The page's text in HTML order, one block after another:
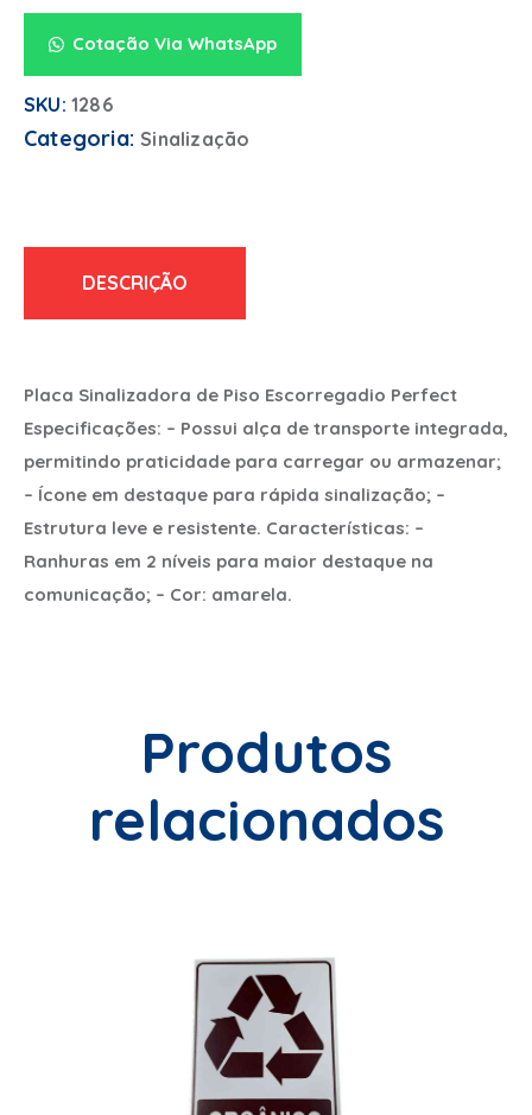
Cotação Via WhatsApp
SKU: 1286
Categoria: Sinalização
DESCRIÇÃO
Placa Sinalizadora de Piso Escorregadio Perfect
Especificações: – Possui alça de transporte integrada,
permitindo praticidade para carregar ou armazenar;
– Ícone em destaque para rápida sinalização; –
Estrutura leve e resistente. Características: –
Ranhuras em 2 níveis para maior destaque na
comunicação; – Cor: amarela.
Produtos
relacionados